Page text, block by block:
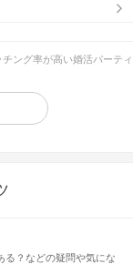
チング率が高い婚活パーテ
る？などの疑問や気にな